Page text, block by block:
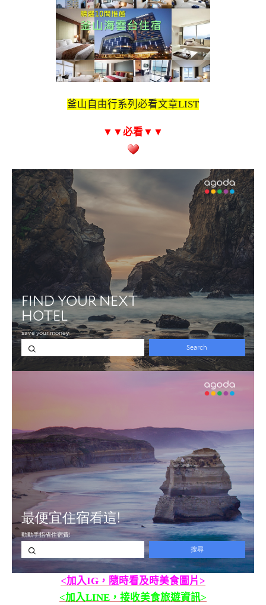
釜山自由行系列必看文章LIST
▼▼必看▼▼
<加入IG，隨時看及時美食圖片>
<加入LINE，接收美食旅遊資訊>